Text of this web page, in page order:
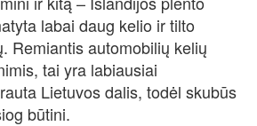
labai daug kelio ir tilto
Remiantis automobilių kelių
tai yra labiausiai
Lietuvos dalis, todėl skubūs
būtini.